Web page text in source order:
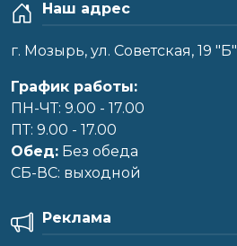
Наш адрес
г. Мозырь, ул. Советская, 19 "Б"
График работы:
ПН-ЧТ: 9.00 - 17.00
ПТ: 9.00 - 17.00
Обед: Без обеда
CБ-ВС: выходной
Реклама